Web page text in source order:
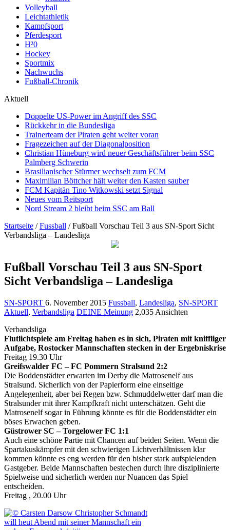
Volleyball
Leichtathletik
Kampfsport
Pferdesport
H²0
Hockey
Sportmix
Nachwuchs
Fußball-Chronik
Aktuell
Doppelte US-Power im Angriff des SSC
Rückkehr in die Bundesliga
Trainerteam der Piraten geht weiter voran
Fragezeichen auf der Diagonalposition
Christian Hüneburg wird neuer Geschäftsführer beim SSC
Palmberg Schwerin
Brasilianischer Stürmer wechselt zum FCM
Maximilian Böttcher hält weiter den Kasten sauber
FCM Kapitän Tino Witkowski setzt Signal
Neues vom Reitsport
Nord Stream 2 bleibt beim SSC am Ball
Startseite / Fussball / Fußball Vorschau Teil 3 aus SN-Sport Sicht
Verbandsliga – Landesliga
Fußball Vorschau Teil 3 aus SN-Sport
Sicht Verbandsliga – Landesliga
SN-SPORT 6. November 2015 Fussball, Landesliga, SN-SPORT
Aktuell, Verbandsliga DEINE Meinung 2,035 Ansichten
Verbandsliga
Flutlichtspiele am Freitag haben es in sich, Piraten mit kniffliger
Aufgabe, Rostocker Mannschaften stecken in der Ergebniskrise
Freitag 19.30 Uhr
Greifswalder FC – FC Pommern Stralsund 2:2
Die Boddenstädter erwarten im Derby die Matrosenelf aus
Stralsund. Sicherlich von der Papierform eine einseitige
Angelegenheit, aber bei Regen bzw. Schmuddelwetter darf man die
Stralsunder mit ihrer Kampfkraft nicht unterschätzen. Geht die
Matrosenelf sogar in Führung könnte es für die Boddenstädter ein
böses Erwachen geben.
Güstrower SC – Torgelower FC 1:1
Auch eine schöne Partie mit Chancen auf beiden Seiten. Wenn die
Spartakuskämpfer mit den schwierigen Lichtverhältnissen klar
kommen könnte es eng werden für den bisher stark aufspielenden
Gastgeber. Beide Mannschaften bestechen durch ihre disziplinierte
Spielweise und sicherlich werden nur Nuancen das Spiel
entscheiden.
Freitag , 20.00 Uhr